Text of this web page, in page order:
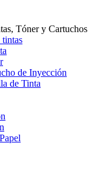
Tóner y Cartuchos
tintas
de Inyección
de Tinta